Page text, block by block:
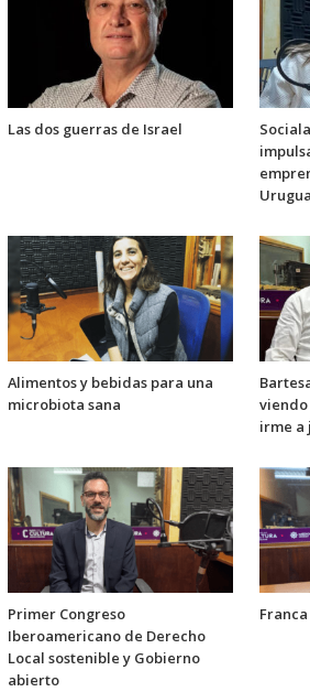
Las dos guerras de Israel
Alimentos y bebidas para una
microbiota sana
irme a
Primer Congreso
Iberoamericano de Derecho
Local sostenible y Gobierno
abierto
Franca